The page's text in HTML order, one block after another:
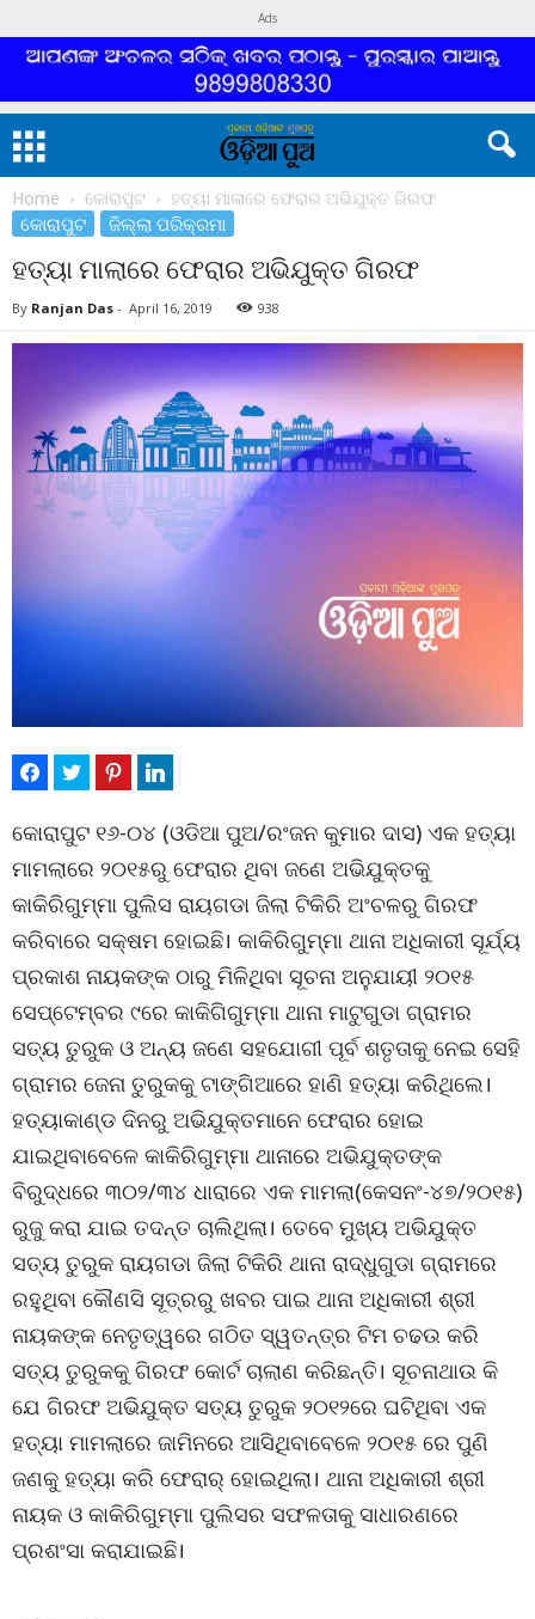
Ads
Home କୋରାପୁଟ ହତ୍ୟା ମାଲାରେ ଫେରାର ଅଭିଯୁକ୍ତ ଗିରଫ
କୋରାପୁଟ ଜିଲ୍ଲା ପରିକ୍ରମା
ହତ୍ୟା ମାଲାରେ ଫେରାର ଅଭିଯୁକ୍ତ ଗିରଫ
By Ranjan Das - April 16, 2019 938
କୋରାପୁଟ ୧୬-୦୪ (ଓଡିଆ ପୁଅ/ରଂଜନ କୁମାର ଦାସ) ଏକ ହତ୍ୟା
ମାମଲାରେ ୨୦୧୫ରୁ ଫେରାର ଥିବା ଜଣେ ଅଭିଯୁକ୍ତକୁ
କାକିରିଗୁମ୍ମା ପୁଲିସ ରାୟଗଡା ଜିଲା ଟିକିରି ଅଂଚଳରୁ ଗିରଫ
କରିବାରେ ସକ୍ଷମ ହୋଇଛି। କାକିରିଗୁମ୍ମା ଥାନା ଅଧିକାରୀ ସୂର୍ଯ୍ୟ
ପ୍ରକାଶ ନାୟକଙ୍କ ଠାରୁ ମିଳିଥିବା ସୂଚନା ଅନୁଯାୟୀ ୨୦୧୫
ସେପ୍ଟେମ୍ବର ୯ରେ କାକିଗିଗୁମ୍ମା ଥାନା ମାଟୁଗୁଡା ଗ୍ରାମର
ସତ୍ୟ ତୁରୁକ ଓ ଅନ୍ୟ ଜଣେ ସହଯୋଗୀ ପୂର୍ବ ଶତୃତାକୁ ନେଇ ସେହି
ଗ୍ରାମର ଜେନା ତୁରୁକକୁ ଟାଙ୍ଗିଆରେ ହାଣି ହତ୍ୟା କରିଥିଲେ।
ହତ୍ୟାକାଣ୍ଡ ଦିନରୁ ଅଭିଯୁକ୍ତମାନେ ଫେରାର ହୋଇ
ଯାଇଥିବାବେଳେ କାକିରିଗୁମ୍ମା ଥାନାରେ ଅଭିଯୁକ୍ତଙ୍କ
ବିରୁଦ୍ଧରେ ୩୦୨/୩୪ ଧାରାରେ ଏକ ମାମଲା(କେସନଂ-୪୭/୨୦୧୫)
ରୁଜୁ କରା ଯାଇ ତଦନ୍ତ ଚାଲିଥିଲା। ତେବେ ମୁଖ୍ୟ ଅଭିଯୁକ୍ତ
ସତ୍ୟ ତୁରୁକ ରାୟଗଡା ଜିଲା ଟିକିରି ଥାନା ରାଦ୍ଧୁଗୁଡା ଗ୍ରାମରେ
ରହୁଥିବା କୌଣସି ସୂତ୍ରରୁ ଖବର ପାଇ ଥାନା ଅଧିକାରୀ ଶ୍ରୀ
ନାୟକଙ୍କ ନେତୃତ୍ୱରେ ଗଠିତ ସ୍ୱତନ୍ତ୍ର ଟିମ ଚଢଉ କରି
ସତ୍ୟ ତୁରୁକକୁ ଗିରଫ କୋର୍ଟ ଚାଲାଣ କରିଛନ୍ତି। ସୂଚନାଥାଉ କି
ଯେ ଗିରଫ ଅଭିଯୁକ୍ତ ସତ୍ୟ ତୁରୁକ ୨୦୧୨ରେ ଘଟିଥିବା ଏକ
ହତ୍ୟା ମାମଲାରେ ଜାମିନରେ ଆସିଥିବାବେଳେ ୨୦୧୫ ରେ ପୁଣି
ଜଣକୁ ହତ୍ୟା କରି ଫେରାର୍ ହୋଇଥିଲା। ଥାନା ଅଧିକାରୀ ଶ୍ରୀ
ନାୟକ ଓ କାକିରିଗୁମ୍ମା ପୁଲିସର ସଫଳତାକୁ ସାଧାରଣରେ
ପ୍ରଶଂସା କରାଯାଇଛି।